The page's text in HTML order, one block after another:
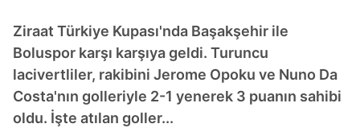
Ziraat Türkiye Kupası'nda Başakşehir ile
Boluspor karşı karşıya geldi. Turuncu
lacivertliler, rakibini Jerome Opoku ve Nuno Da
Costa'nın golleriyle 2-1 yenerek 3 puanın sahibi
oldu. İşte atılan goller...